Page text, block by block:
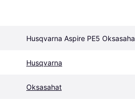
Husqvarna Aspire PE5 Oksasaha
Husqvarna
Oksasahat